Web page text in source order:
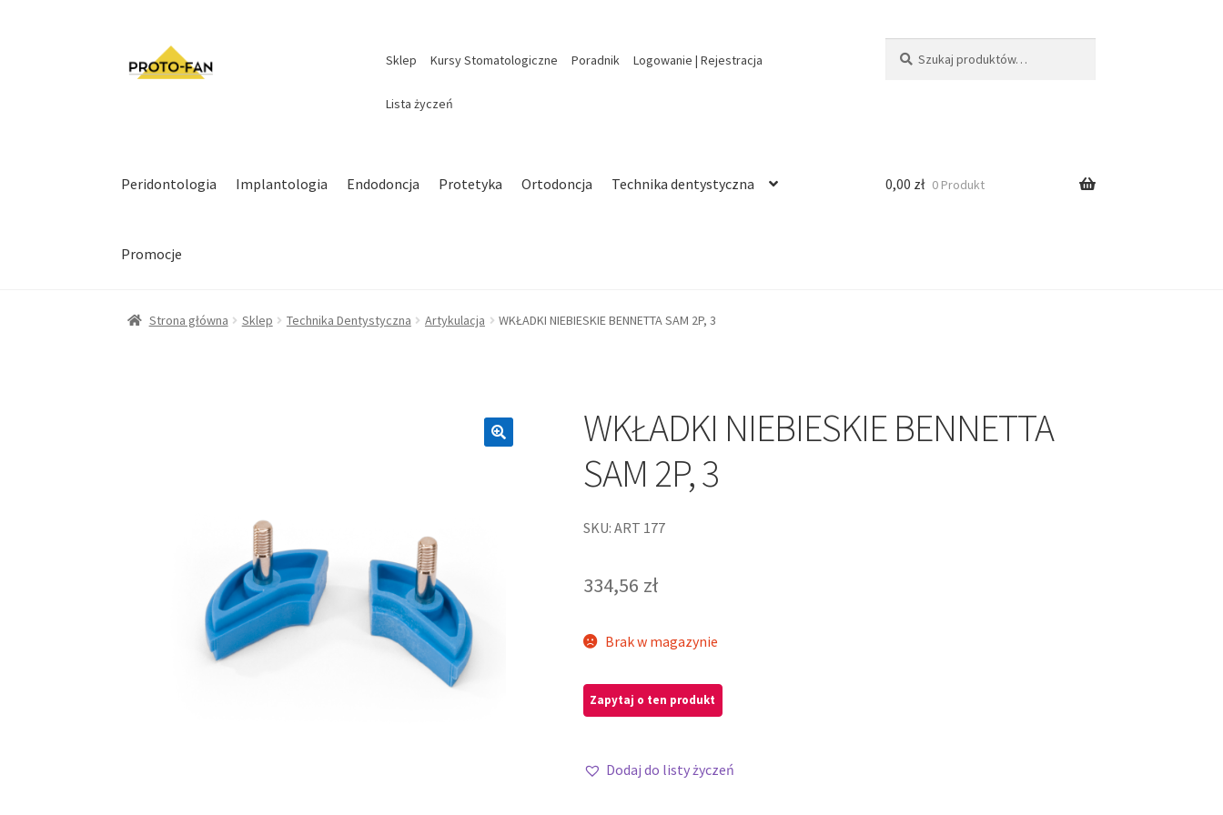
Sklep Kursy Stomatologiczne Poradnik Logowanie | Rejestracja
Lista życzeń
Peridontologia Implantologia Endodoncja Protetyka Ortodoncja Technika dentystyczna
Promocje
0,00 zł 0 Produkt
Strona główna Sklep Technika Dentystyczna Artykulacja WKŁADKI NIEBIESKIE BENNETTA SAM 2P, 3
WKŁADKI NIEBIESKIE BENNETTA
SAM 2P, 3
SKU: ART 177
334,56 zł
Brak w magazynie
Dodaj do listy życzeń